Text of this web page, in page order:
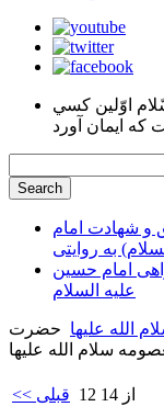
اوّلين كسي
و شهادت امام
به روایتی
امام حسین
علیه السلام
علیها
حضرت
سلام الله علیها
<< قبلی 12 از 14